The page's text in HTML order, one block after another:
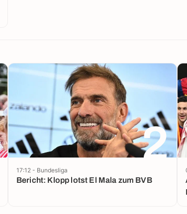
2
Bericht: Klopp lotst El Mala zum BVB
17:12 - Bundesliga